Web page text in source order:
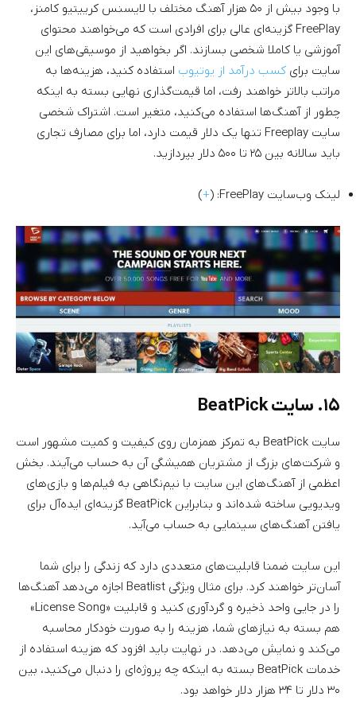
با وجود بیش از ۵۰ هزار آهنگ مختلف با لایسنس کرییتیو کامنز،
FreePlay گزینه‌ای عالی برای افرادی است که می‌خواهند محتوای
آموزشی یا کاملا شخصی بسازند. اگر بخواهید از موسیقی‌های این
سایت برای کسب درآمد از یوتیوب استفاده کنید، هزینه‌ها به
مراتب بالاتر خواهند رفت، اما قیمت‌گذاری نهایی بسته به اینکه
چطور از آهنگ‌ها استفاده می‌کنید، متغیر است. اشتراک شخصی
سایت Freeplay تنها یک دلار قیمت دارد، اما برای مصارف تجاری
باید سالانه بین ۲۵ تا ۵۰۰ دلار بپردازید.
لینک وب‌سایت FreePlay: ( +
)
۱۵. سایت BeatPick
سایت BeatPick به تمرکز همزمان روی کیفیت و کمیت مشهور است
و شرکت‌های بزرگ از مشتریان همیشگی آن به حساب می‌آیند. بخش
اعظمی از آهنگ‌های این سایت با نیم‌نگاهی به فیلم‌ها و بازی‌های
ویدیویی ساخته شده‌اند و بنابراین BeatPick گزینه‌ای ایده‌آل برای
یافتن آهنگ‌های سینمایی به حساب می‌آید.
این سایت ضمنا قابلیت‌های متعددی دارد که زندگی را برای شما
آسان‌تر خواهند کرد. برای مثال ویژگی Beatlist اجازه می‌دهد آهنگ‌ها
را در جایی واحد ذخیره و گردآوری کنید و قابلیت «License Song»
هم بسته به نیازهای شما، هزینه را به صورت خودکار محاسبه
می‌کند و نمایش می‌دهد. در نهایت باید افزود که هزینه استفاده از
خدمات BeatPick بسته به اینکه چه پروژه‌ای را دنبال می‌کنید، بین
۳۰ دلار تا ۳۴ هزار دلار خواهد بود.